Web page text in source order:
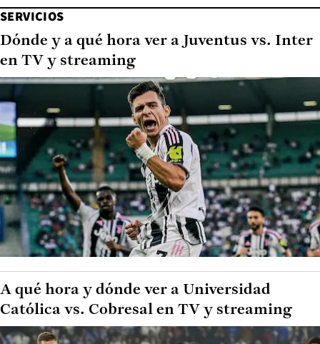
SERVICIOS
Dónde y a qué hora ver a Juventus vs. Inter
en TV y streaming
A qué hora y dónde ver a Universidad
Católica vs. Cobresal en TV y streaming